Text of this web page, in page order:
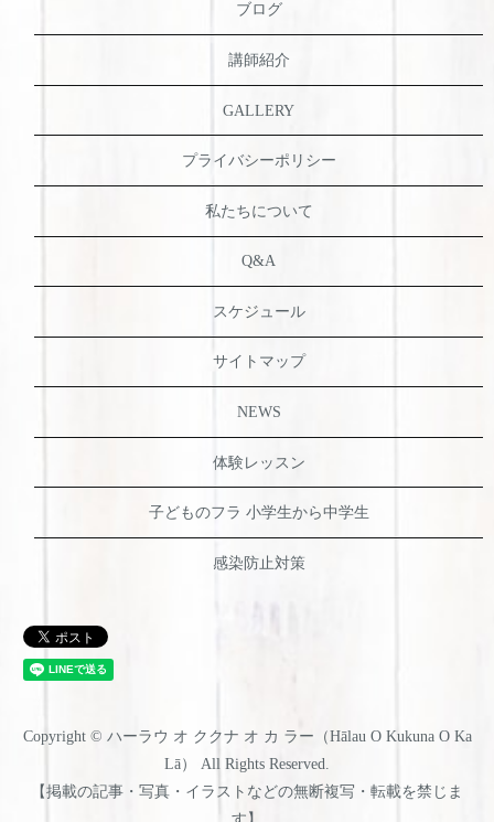
ブログ
講師紹介
GALLERY
プライバシーポリシー
私たちについて
Q&A
スケジュール
サイトマップ
NEWS
体験レッスン
子どものフラ 小学生から中学生
感染防止対策
Copyright © ハーラウ オ ククナ オ カ ラー（Hālau O Kukuna O Ka
Lā） All Rights Reserved.
【掲載の記事・写真・イラストなどの無断複写・転載を禁じま